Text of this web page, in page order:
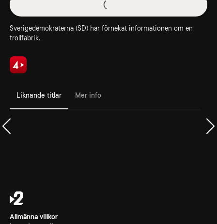
Sverigedemokraterna (SD) har förnekat informationen om en
trollfabrik.
Liknande titlar Mer info
Allmänna villkor